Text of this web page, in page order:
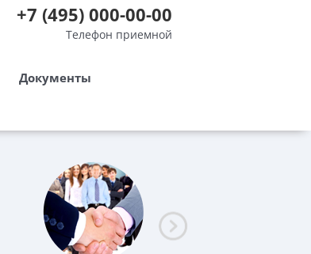
+7 (495) 000-00-00
Телефон приемной
Документы